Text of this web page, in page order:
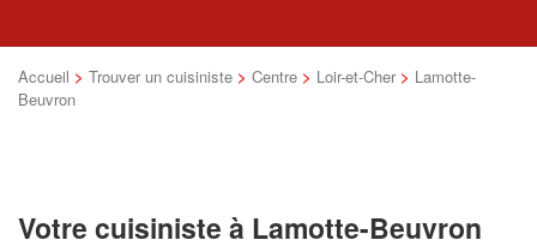
Accueil > Trouver un cuisiniste > Centre > Loir-et-Cher > Lamotte-
Beuvron
Votre cuisiniste à Lamotte-Beuvron